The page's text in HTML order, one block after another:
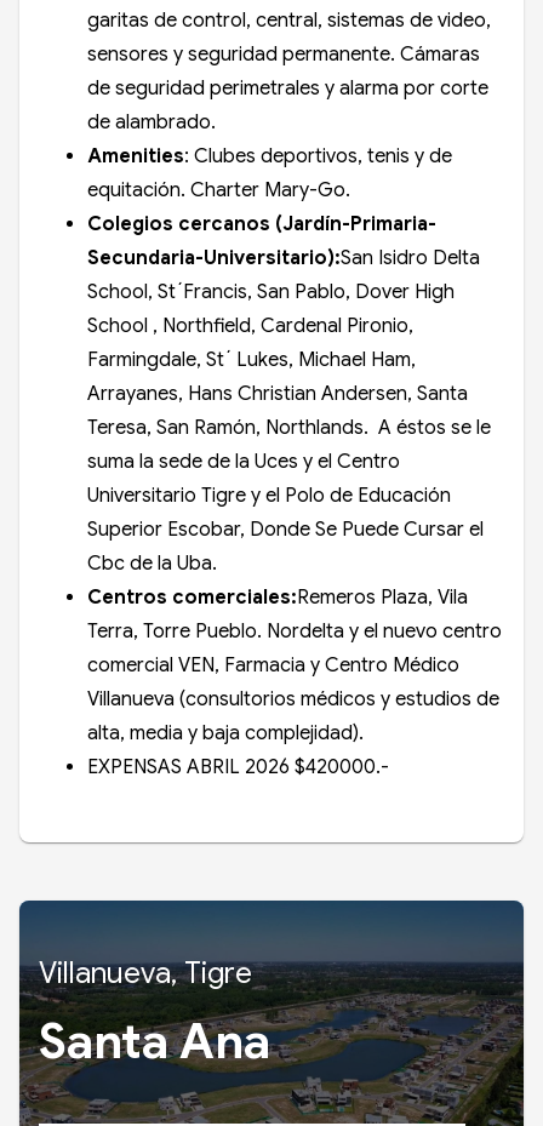
garitas de control, central, sistemas de video,
sensores y seguridad permanente. Cámaras
de seguridad perimetrales y alarma por corte
de alambrado.
Amenities: Clubes deportivos, tenis y de
equitación. Charter Mary-Go.
Colegios cercanos (Jardín-Primaria-
Secundaria-Universitario):San Isidro Delta
School, St´Francis, San Pablo, Dover High
School , Northfield, Cardenal Pironio,
Farmingdale, St´ Lukes, Michael Ham,
Arrayanes, Hans Christian Andersen, Santa
Teresa, San Ramón, Northlands. A éstos se le
suma la sede de la Uces y el Centro
Universitario Tigre y el Polo de Educación
Superior Escobar, Donde Se Puede Cursar el
Cbc de la Uba.
Centros comerciales:Remeros Plaza, Vila
Terra, Torre Pueblo. Nordelta y el nuevo centro
comercial VEN, Farmacia y Centro Médico
Villanueva (consultorios médicos y estudios de
alta, media y baja complejidad).
EXPENSAS ABRIL 2026 $420000.-
Villanueva, Tigre
Santa Ana